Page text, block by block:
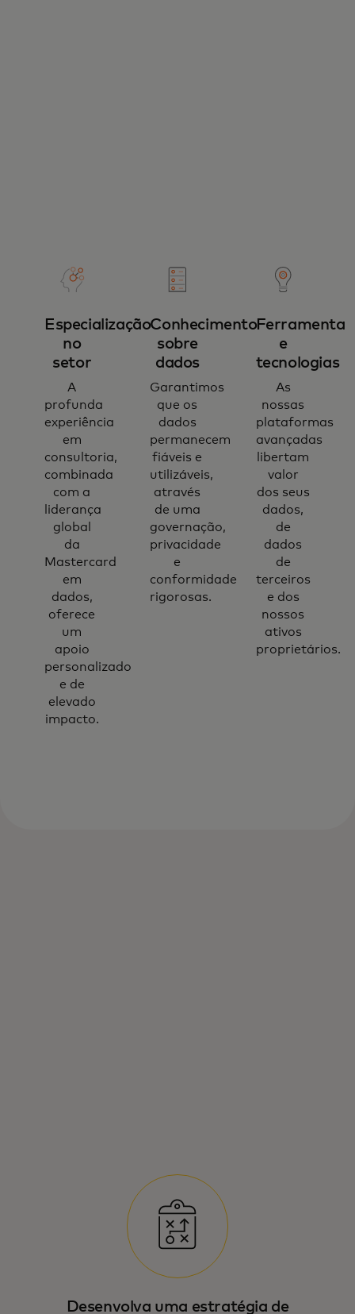
Especialização
no
setor
A
profunda
experiência
em
consultoria,
combinada
com a
liderança
global
da
Mastercard
em
dados,
oferece
um
apoio
personalizado
e de
elevado
impacto.
Conhecimento
sobre
dados
Garantimos
que os
dados
permanecem
fiáveis e
utilizáveis,
através
de uma
governação,
privacidade
e
conformidade
rigorosas.
Ferramentas
e
tecnologias​
As
nossas
plataformas
avançadas
libertam
valor
dos seus
dados,
de
dados
de
terceiros
e dos
nossos
ativos
proprietários.
Desenvolva uma estratégia de